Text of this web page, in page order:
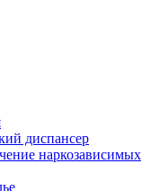
диспансер
наркозависимых